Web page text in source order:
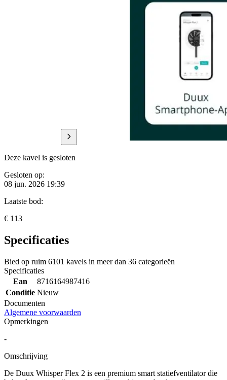
Deze kavel is gesloten
Gesloten op:
08 jun. 2026 19:39
Laatste bod:
€ 113
Specificaties
Bied op ruim 6101 kavels in meer dan 36 categorieën
Specificaties
Ean
8716164987416
Conditie Nieuw
Documenten
Algemene voorwaarden
Opmerkingen
-
Omschrijving
De Duux Whisper Flex 2 is een premium smart statiefventilator die